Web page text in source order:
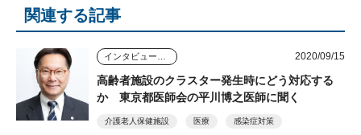
関連する記事
2020/09/15
高齢者施設のクラスター発生時にどう対応する
か 東京都医師会の平川博之医師に聞く
介護老人保健施設 医療 感染症対策